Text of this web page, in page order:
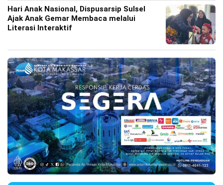
Hari Anak Nasional, Dispusarsip Sulsel
Ajak Anak Gemar Membaca melalui
Literasi Interaktif